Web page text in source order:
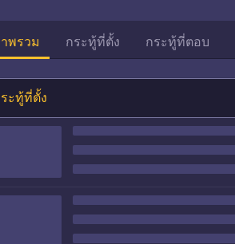
พรวม กระทู้ที่ตั้ง กระทู้ที่ตอบ
ะทู้ที่ตั้ง